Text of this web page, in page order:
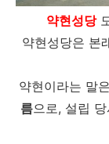
약현성당
약현성당은 본
약현이라는 말
름으로, 설립